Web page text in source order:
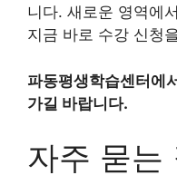
니다. 새로운 영역에
지금 바로 수강 신청
파동평생학습센터에
가길 바랍니다.
자주 묻는